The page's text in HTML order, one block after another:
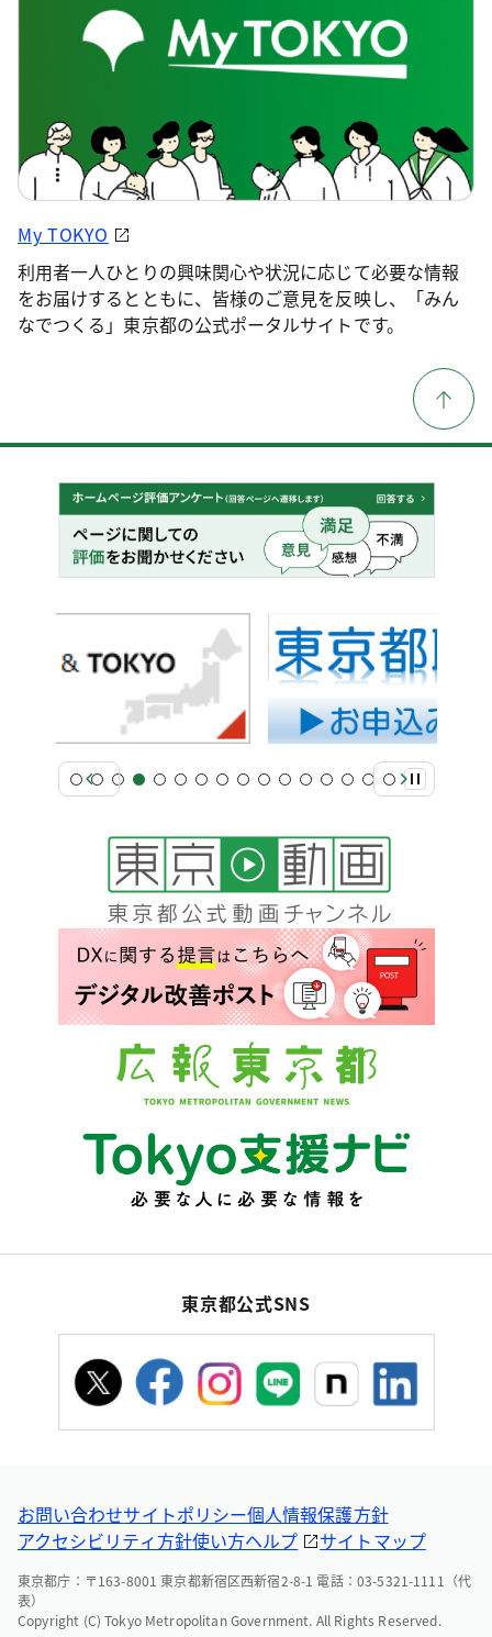
My TOKYO
利用者一人ひとりの興味関心や状況に応じて必要な情報
をお届けするとともに、皆様のご意見を反映し、「みん
なでつくる」東京都の公式ポータルサイトです。
東京都公式SNS
お問い合わせサイトポリシー個人情報保護方針
アクセシビリティ方針使い方ヘルプ サイトマップ
東京都庁：〒163-8001 東京都新宿区西新宿2-8-1 電話：03-5321-1111（代
表）
Copyright (C) Tokyo Metropolitan Government. All Rights Reserved.